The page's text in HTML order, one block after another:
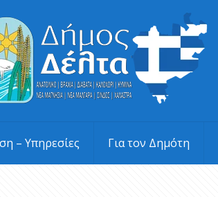
– Υπηρεσίες Για τον Δημότη